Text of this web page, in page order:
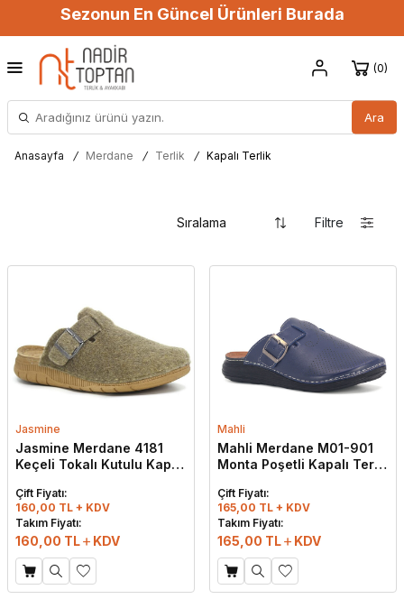
Sezonun En Güncel Ürünleri Burada
Ara
0
Anasayfa / Merdane / Terlik / Kapalı Terlik
Filtre
Jasmine
Jasmine Merdane 4181
Keçeli Tokalı Kutulu Kapalı
Çift Fiyatı:
160,00 TL + KDV
Takım Fiyatı:
160,00 TL KDV
Mahli
Mahli Merdane M01-901
Monta Poşetli Kapalı Terlik
Çift Fiyatı:
165,00 TL + KDV
Takım Fiyatı:
165,00 TL KDV